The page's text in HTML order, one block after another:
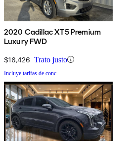
2020 Cadillac XT5 Premium
Luxury FWD
$16,426 Trato justo
Incluye tarifas de conc.